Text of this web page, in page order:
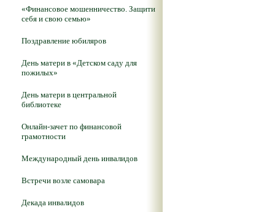
«Финансовое мошенничество. Защити
себя и свою семью»
Поздравление юбиляров
День матери в «Детском саду для
пожилых»
День матери в центральной
библиотеке
Онлайн-зачет по финансовой
грамотности
Международный день инвалидов
Встречи возле самовара
Декада инвалидов